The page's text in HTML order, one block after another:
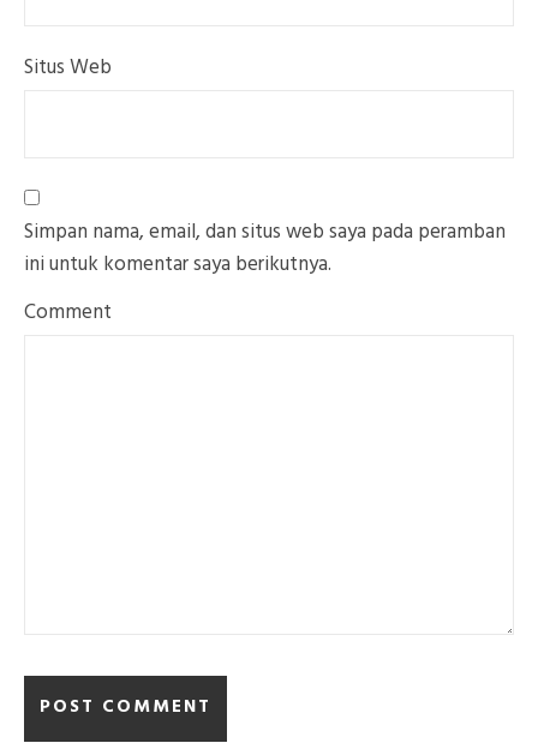
Situs Web
Simpan nama, email, dan situs web saya pada peramban
ini untuk komentar saya berikutnya.
Comment